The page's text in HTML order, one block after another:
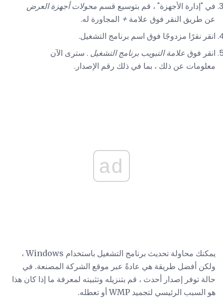
في "إدارة الأجهزة" ، قم بتوسيع قسم محولات أجهزة العرض
عن طريق النقر فوق علامة + المجاورة له.
انقر نقرًا مزدوجًا فوق اسم برنامج التشغيل.
انقر فوق علامة التبويب برنامج التشغيل . سترى الآن
معلومات عن ذلك ، بما في ذلك رقم الإصدار.
ad
يمكنك محاولة تحديث برنامج التشغيل باستخدام Windows ،
ولكن أفضل طريقة هي عادةً عبر موقع الشركة المصنعة. في
حالة توفر إصدار أحدث ، قم بتنزيله وتثبيته لمعرفة ما إذا كان هذا
هو السبب الرئيسي لتجميد WMP أو تعطله.